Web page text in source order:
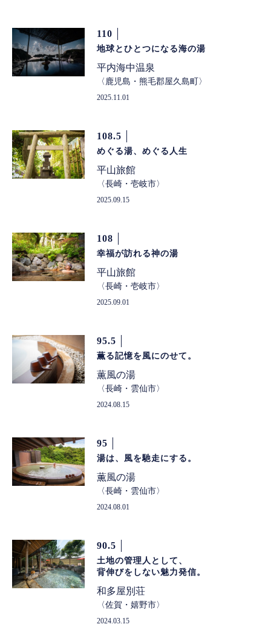
110
地球とひとつになる海の湯
平内海中温泉
鹿児島・熊毛郡屋久島町
2025.11.01
108.5
めぐる湯、めぐる人生
平山旅館
長崎・壱岐市
2025.09.15
108
幸福が訪れる神の湯
平山旅館
長崎・壱岐市
2025.09.01
95.5
薫る記憶を風にのせて。
薫風の湯
長崎・雲仙市
2024.08.15
95
湯は、風を馳走にする。
薫風の湯
長崎・雲仙市
2024.08.01
90.5
土地の管理人として、
背伸びをしない魅力発信。
和多屋別荘
佐賀・嬉野市
2024.03.15